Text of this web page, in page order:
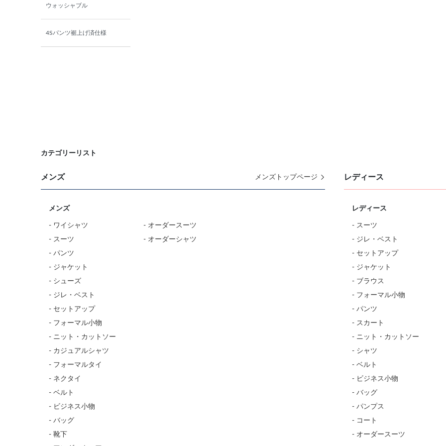
ウォッシャブル
4Sパンツ裾上げ済仕様
カテゴリーリスト
メンズ メンズトップページ
メンズ
- ワイシャツ
- スーツ
- パンツ
- ジャケット
- シューズ
- ジレ・ベスト
- セットアップ
- フォーマル小物
- ニット・カットソー
- カジュアルシャツ
- フォーマルタイ
- ネクタイ
- ベルト
- ビジネス小物
- バッグ
- 靴下
- オーダースーツ
- オーダーシャツ
レディース
レディース
- スーツ
- ジレ・ベスト
- セットアップ
- ジャケット
- ブラウス
- フォーマル小物
- パンツ
- スカート
- ニット・カットソー
- シャツ
- ベルト
- ビジネス小物
- バッグ
- パンプス
- コート
- オーダースーツ